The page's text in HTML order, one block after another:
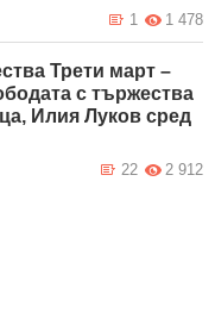
1 478
1
Трети март –
с тържества
Илия Луков сред
2 912
22